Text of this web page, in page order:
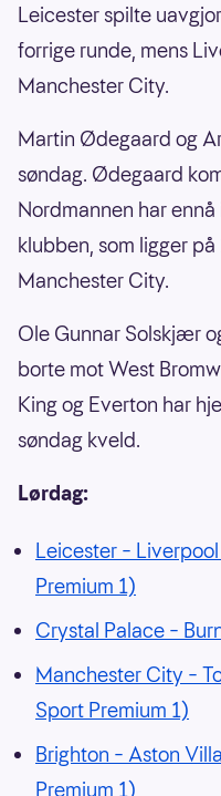
Leicester spilte
forrige runde, mens
Manchester City.
Martin Ødegaard og
søndag. Ødegaard
Nordmannen har
klubben, som ligger
Manchester City.
Ole Gunnar Solskjær
borte mot West
King og Everton har
søndag kveld.
Lørdag:
Leicester –
Premium 1)
Crystal Palace –
Manchester City –
Sport Premium 1)
Brighton – Aston
Premium 1)